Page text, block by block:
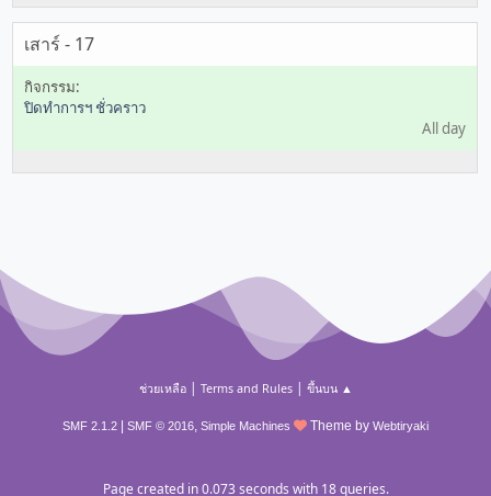
เสาร์ - 17
ปิดทำการฯ ชั่วคราว
All day
ช่วยเหลือ| Terms and Rules| ขึ้นบน ▲
SMF 2.1.2 SMF © 2016, Simple Machines Theme by Webtiryaki
Page created in 0.073 seconds with 18 queries.